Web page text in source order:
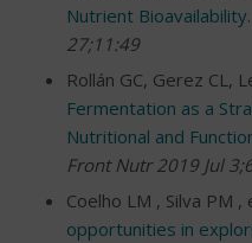
Nutrient Bioavailability.
27;11:49
Rollán GC, Gerez CL,
Fermentation as a
Nutritional and
Front Nutr 2019 Jul
Coelho LM , Silva PM ,
opportunities in